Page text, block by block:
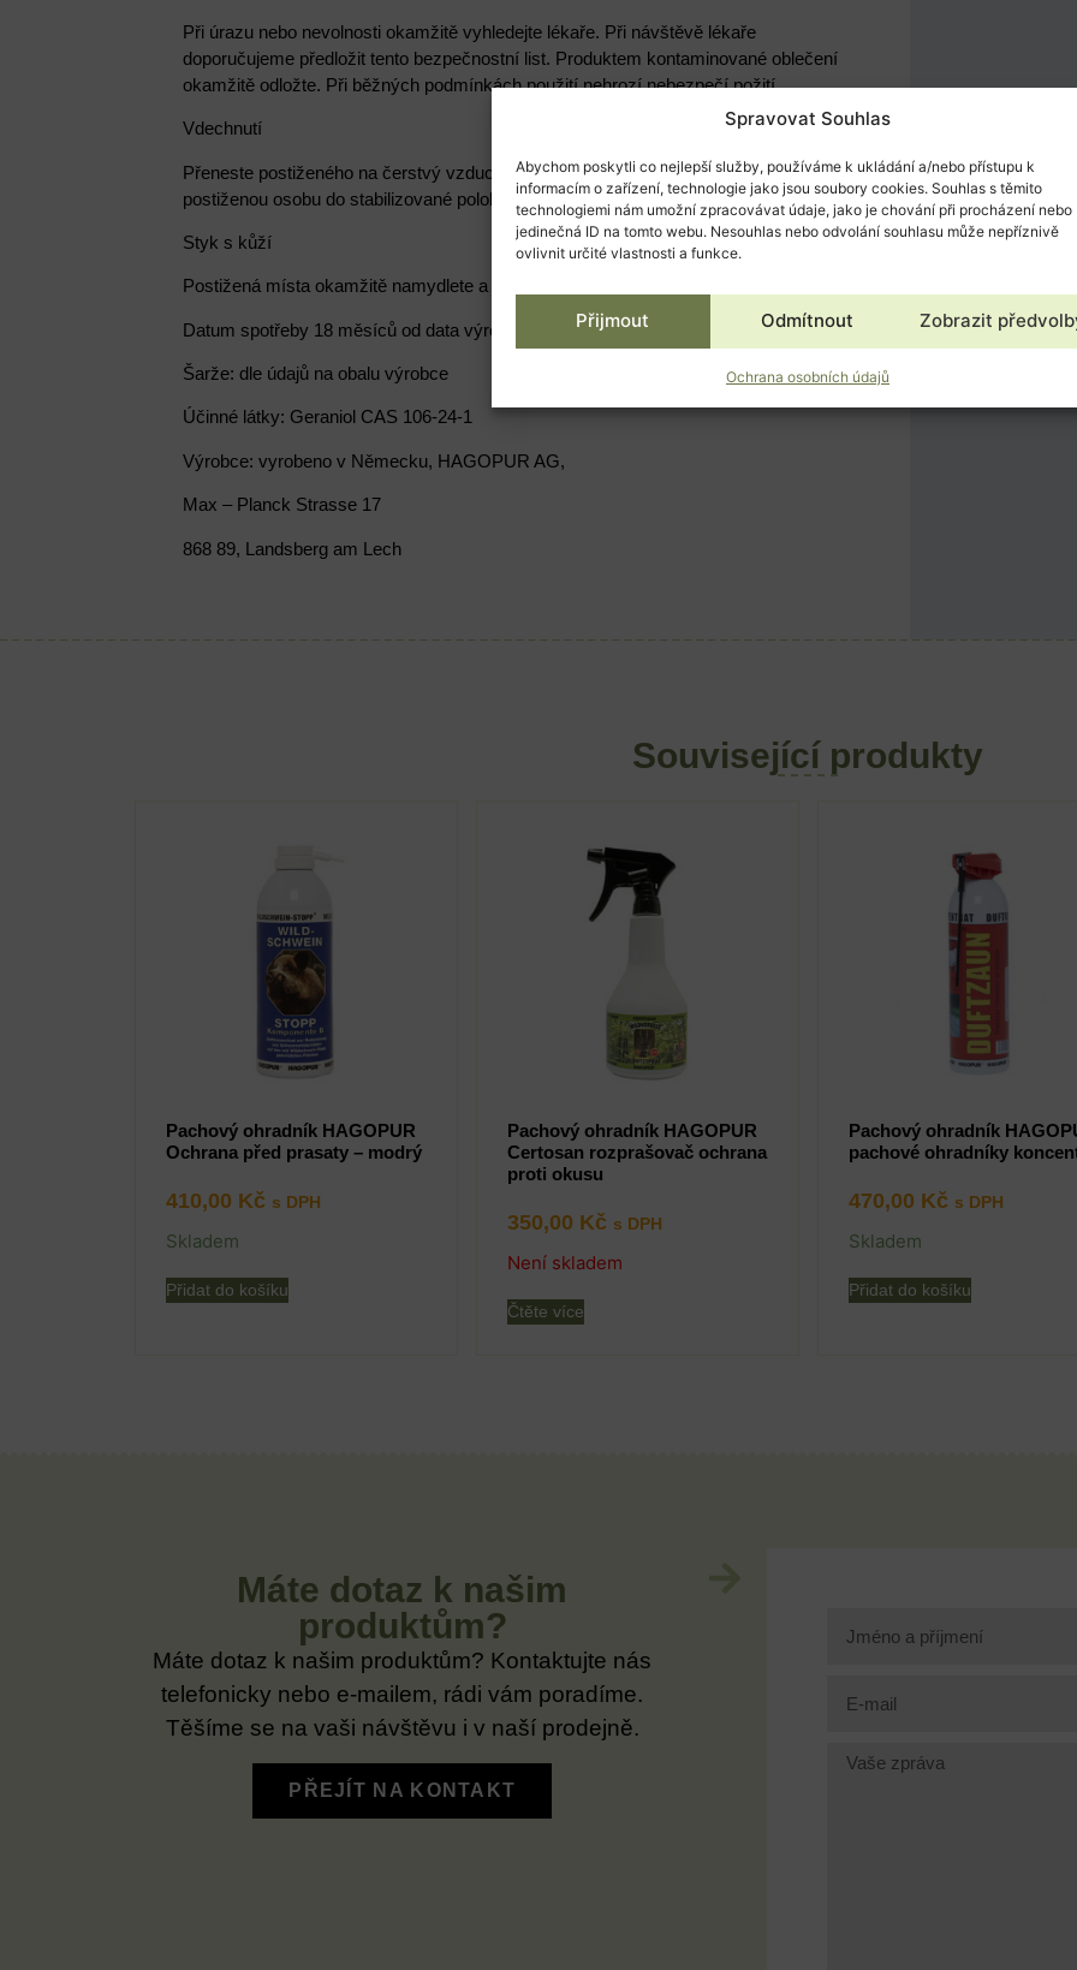
Spravovat Souhlas
Abychom poskytli co nejlepší služby, používáme k ukládání a/nebo přístupu k
informacím o zařízení, technologie jako jsou soubory cookies. Souhlas s těmito
technologiemi nám umožní zpracovávat údaje, jako je chování při procházení nebo
jedinečná ID na tomto webu. Nesouhlas nebo odvolání souhlasu může nepříznivě
ovlivnit určité vlastnosti a funkce.
Přijmout Odmítnout Zobrazit
Ochrana osobních údajů
Při úrazu nebo nevolnosti okamžitě vyhledejte lékaře. Při návštěvě lékaře
doporučujeme předložit tento bezpečnostní list. Produktem kontaminované oblečení
okamžitě odložte. Při běžných podmínkách použití nehrozí nebezpečí požití.
Vdechnutí
Přeneste postiženého na čerstvý vzduch a klidné místo. Při bezvědomí uložte
postiženou osobu do stabilizované polohy a při potížích s dýcháním dejte kyslík.
Styk s kůží
Postižená místa okamžitě namydlete a důkladně omyjte velkým množstvím vody.
Datum spotřeby 18 měsíců od data výroby (viz víčko nádoby)
Šarže: dle údajů na obalu výrobce
Účinné látky: Geraniol CAS 106-24-1
Výrobce: vyrobeno v Německu, HAGOPUR AG,
Max – Planck Strasse 17
868 89, Landsberg am Lech
Související produkty
Pachový ohradník HAGOPUR
Ochrana před prasaty – modrý
410,00 Kč s DPH
Skladem
Přidat do košíku
Pachový ohradník HAGOPUR
Certosan rozprašovač ochrana
proti okusu
350,00 Kč s DPH
Není skladem
Čtěte více
Pachový ohradník
pachové ohradníky
470,00 Kč s DPH
Skladem
Přidat do košíku
Máte dotaz k našim
produktům?
Máte dotaz k našim produktům? Kontaktujte nás
telefonicky nebo e-mailem, rádi vám poradíme.
Těšíme se na vaši návštěvu i v naší prodejně.
PŘEJÍT NA KONTAKT